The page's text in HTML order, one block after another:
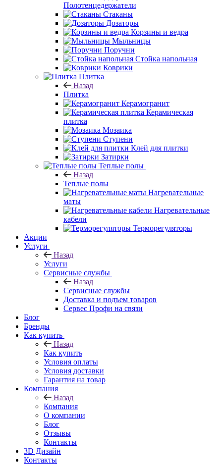
Полотенцедержатели
Стаканы
Дозаторы
Корзины и ведра
Мыльницы
Поручни
Стойка напольная
Коврики
Плитка
Назад
Плитка
Керамогранит
Керамическая
плитка
Мозаика
Ступени
Клей для плитки
Затирки
Теплые полы
Назад
Теплые полы
Нагревательные
маты
Нагревательные
кабели
Терморегуляторы
Акции
Услуги
Назад
Услуги
Сервисные службы
Назад
Сервисные службы
Доставка и подъем товаров
Сервес Профи на связи
Блог
Бренды
Как купить
Назад
Как купить
Условия оплаты
Условия доставки
Гарантия на товар
Компания
Назад
Компания
О компании
Блог
Отзывы
Контакты
3D Дизайн
Контакты